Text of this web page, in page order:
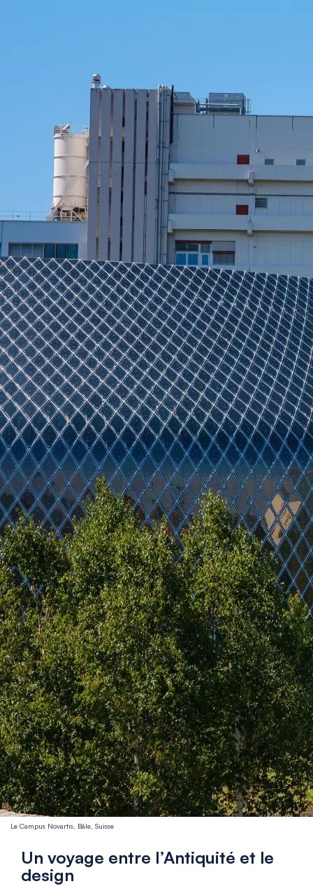
Le Campus Novartis, Bâle, Suisse
Un voyage entre l’Antiquité et le
design